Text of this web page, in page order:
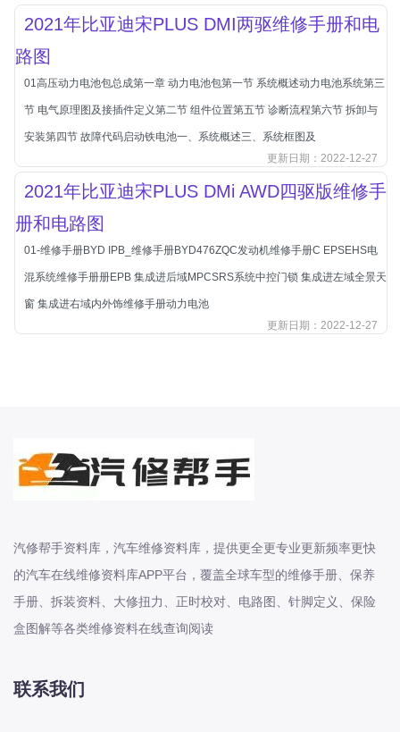
昌河
曹操
长城
长安
长安-凯程
长安-欧尚
长安-睿行
长安-跨越
D
DS
DS
DS-进口
东风纳米
东风轻型新能源
东风风光
东风风度
东风风神
大乘
2021年比亚迪宋PLUS DMI两驱维修手册和电
路图
01高压动力电池包总成第一章 动力电池包第一节 系统概述动力电池系统第三
节 电气原理图及接插件定义第二节 组件位置第五节 诊断流程第六节 拆卸与
安装第四节 故障代码启动铁电池一、系统概述三、系统框图及
更新日期：2022-12-27
2021年比亚迪宋PLUS DMi AWD四驱版维修手
册和电路图
01-维修手册BYD IPB_维修手册BYD476ZQC发动机维修手册C EPSEHS电
混系统维修手册册EPB 集成进后域MPCSRS系统中控门锁 集成进左域全景天
窗 集成进右域内外饰维修手册动力电池
更新日期：2022-12-27
汽修帮手资料库，汽车维修资料库，提供更全更专业更新频率更快
的汽车在线维修资料库APP平台，覆盖全球车型的维修手册、保养
手册、拆装资料、大修扭力、正时校对、电路图、针脚定义、保险
盒图解等各类维修资料在线查询阅读
联系我们